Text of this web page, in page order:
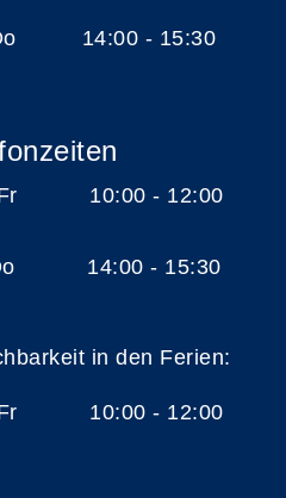
14:00 - 15:30
Fr 10:00 - 12:00
14:00 - 15:30
in den Ferien:
Fr 10:00 - 12:00